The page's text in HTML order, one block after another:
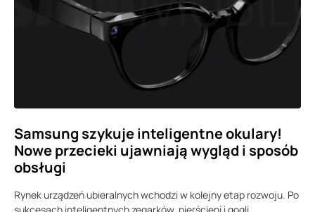
Samsung szykuje inteligentne okulary!
Nowe przecieki ujawniają wygląd i sposób
obsługi
Rynek urządzeń ubieralnych wchodzi w kolejny etap rozwoju. Po